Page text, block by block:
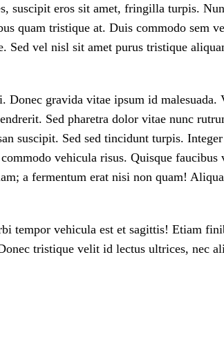
suscipit eros sit amet, fringilla turpis.
quam tristique at. Duis commodo sem
Sed vel nisl sit amet purus tristique
Donec gravida vitae ipsum id
Sed pharetra dolor vitae nunc
suscipit. Sed sed tincidunt turpis.
vehicula risus. Quisque
a fermentum erat nisi non quam!
tempor vehicula est et sagittis! Etiam
tristique velit id lectus ultrices, nec